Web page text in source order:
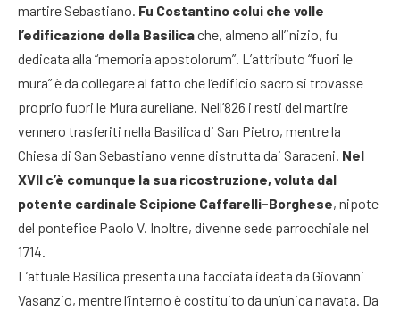
martire Sebastiano. Fu Costantino colui che volle
l’edificazione della Basilicache, almeno all’inizio, fu
dedicata alla “memoria apostolorum”. L’attributo “fuori le
mura” è da collegare al fatto che l’edificio sacro si trovasse
proprio fuori le Mura aureliane. Nell’826 i resti del martire
vennero trasferiti nella Basilica di San Pietro, mentre la
Chiesa di San Sebastiano venne distrutta dai Saraceni. Nel
XVII c’è comunque la sua ricostruzione, voluta dal
potente cardinale Scipione Caffarelli-Borghese, nipote
del pontefice Paolo V. Inoltre, divenne sede parrocchiale nel
1714.
L’attuale Basilica presenta una facciata ideata da Giovanni
Vasanzio, mentre l’interno è costituito da un’unica navata. Da